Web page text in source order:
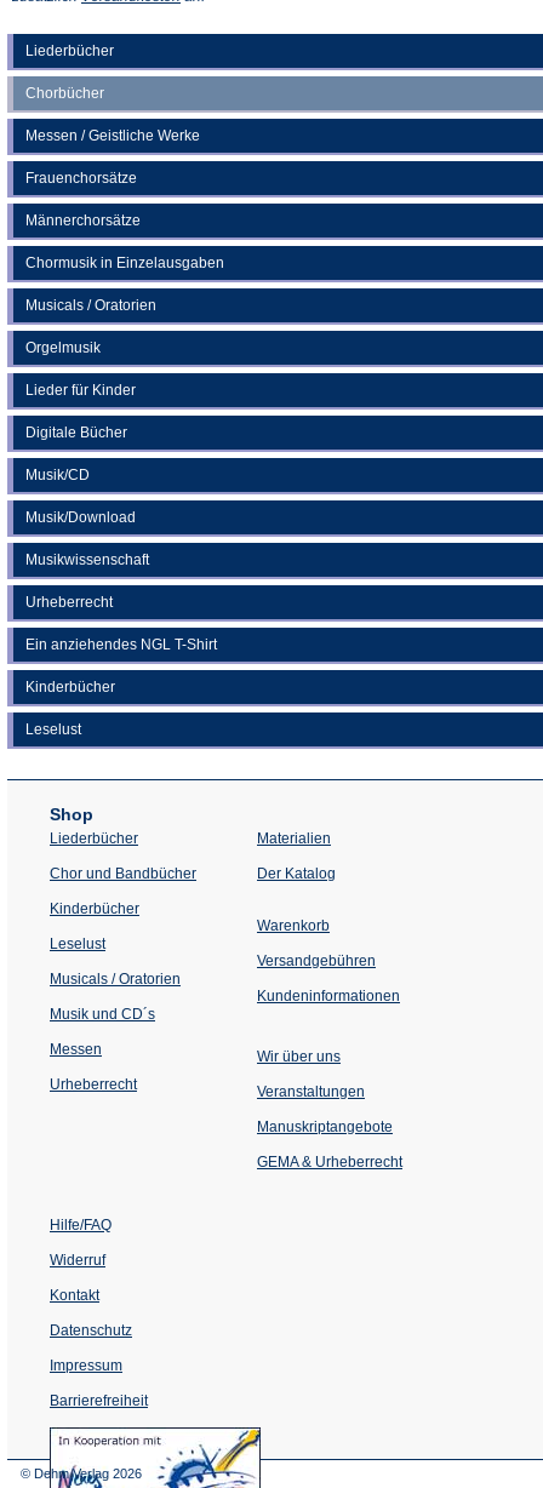
Liederbücher
Chorbücher
Messen / Geistliche Werke
Frauenchorsätze
Männerchorsätze
Chormusik in Einzelausgaben
Musicals / Oratorien
Orgelmusik
Lieder für Kinder
Digitale Bücher
Musik/CD
Musik/Download
Musikwissenschaft
Urheberrecht
Ein anziehendes NGL T-Shirt
Kinderbücher
Leselust
Shop
Liederbücher
Chor und Bandbücher
Kinderbücher
Leselust
Musicals / Oratorien
Musik und CD´s
Messen
Urheberrecht
Materialien
Der Katalog
Warenkorb
Versandgebühren
Kundeninformationen
Wir über uns
Veranstaltungen
einem
Tab)
Manuskriptangebote
GEMA & Urheberrecht
Hilfe/FAQ
Widerruf
Kontakt
Datenschutz
Impressum
Barrierefreiheit
(Öffnet
in
© Dehm Verlag 2026